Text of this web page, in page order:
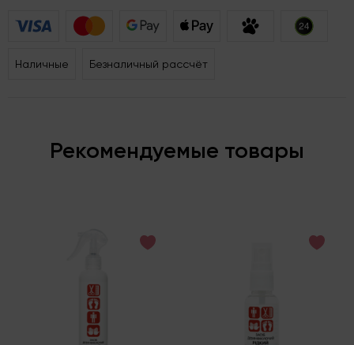
Наличные Безналичный рассчёт
Рекомендуемые товары